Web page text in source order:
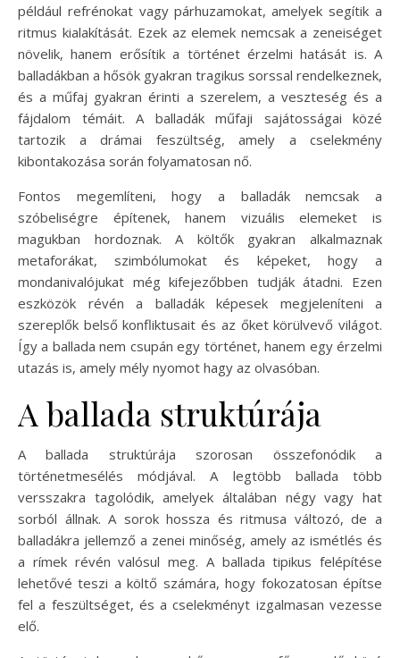
például refrénokat vagy párhuzamokat, amelyek segítik a
ritmus kialakítását. Ezek az elemek nemcsak a zeneiséget
növelik, hanem erősítik a történet érzelmi hatását is. A
balladákban a hősök gyakran tragikus sorssal rendelkeznek,
és a műfaj gyakran érinti a szerelem, a veszteség és a
fájdalom témáit. A balladák műfaji sajátosságai közé
tartozik a drámai feszültség, amely a cselekmény
kibontakozása során folyamatosan nő.
Fontos megemlíteni, hogy a balladák nemcsak a
szóbeliségre építenek, hanem vizuális elemeket is
magukban hordoznak. A költők gyakran alkalmaznak
metaforákat, szimbólumokat és képeket, hogy a
mondanivalójukat még kifejezőbben tudják átadni. Ezen
eszközök révén a balladák képesek megjeleníteni a
szereplők belső konfliktusait és az őket körülvevő világot.
Így a ballada nem csupán egy történet, hanem egy érzelmi
utazás is, amely mély nyomot hagy az olvasóban.
A ballada struktúrája
A ballada struktúrája szorosan összefonódik a
történetmesélés módjával. A legtöbb ballada több
versszakra tagolódik, amelyek általában négy vagy hat
sorból állnak. A sorok hossza és ritmusa változó, de a
balladákra jellemző a zenei minőség, amely az ismétlés és
a rímek révén valósul meg. A ballada tipikus felépítése
lehetővé teszi a költő számára, hogy fokozatosan építse
fel a feszültséget, és a cselekményt izgalmasan vezesse
elő.